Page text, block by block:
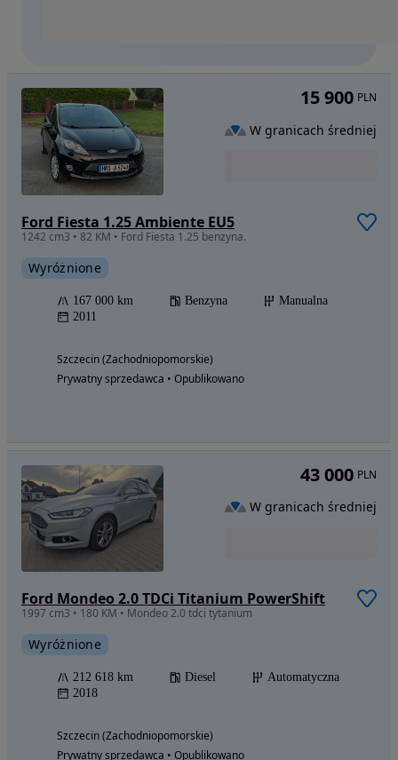
Ford Fiesta 1.25 Ambiente EU5
1242 cm3 • 82 KM • Ford Fiesta 1.25 benzyna.
Wyróżnione
167 000 km Benzyna
Manualna
2011
Szczecin (Zachodniopomorskie)
Prywatny sprzedawca • Opublikowano
15 900 PLN
W granicach średniej
Ford Mondeo 2.0 TDCi Titanium PowerShift
1997 cm3 • 180 KM • Mondeo 2.0 tdci tytanium
Wyróżnione
212 618 km Diesel
Automatyczna
2018
Szczecin (Zachodniopomorskie)
Prywatny sprzedawca • Opublikowano
43 000 PLN
W granicach średniej